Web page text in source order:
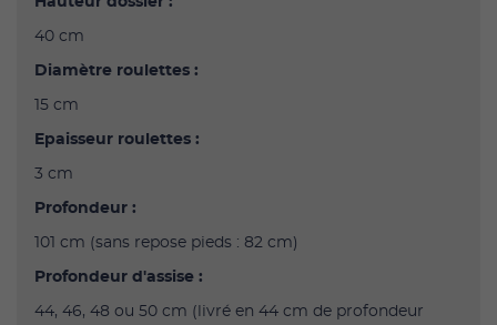
40 cm
Diamètre roulettes :
15 cm
Epaisseur roulettes :
3 cm
Profondeur :
101 cm (sans repose pieds : 82 cm)
Profondeur d'assise :
44, 46, 48 ou 50 cm (livré en 44 cm de profondeur